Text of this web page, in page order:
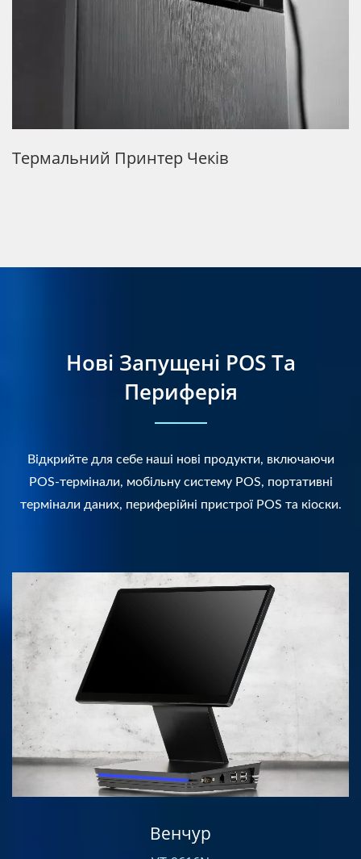
Безвентиляторне Апаратне Забезпечення
Нові Запущені POS Та
Периферія
Відкрийте для себе наші нові продукти, включаючи
POS-термінали, мобільну систему POS, портативні
термінали даних, периферійні пристрої POS та кіоски.
Венчур